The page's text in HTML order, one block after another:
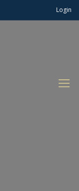
Login